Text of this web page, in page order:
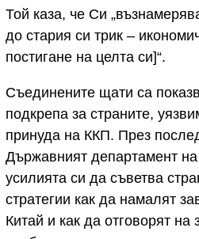
Той каза, че Си
до стария си трик –
постигане на целта си]“.
Съединените щати са
подкрепа за страните,
принуда на ККП. През
Държавният департамент
усилията си да съветва
стратегии как да намалят
Китай и как да отговорят на